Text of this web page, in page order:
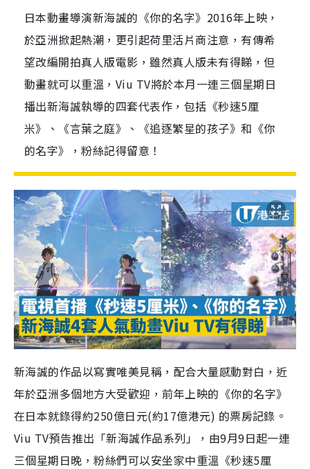
日本動畫導演新海誠的《你的名字》2016年上映，
於亞洲掀起熱潮，更引起荷里活片商注意，有傳希
望改編開拍真人版電影，雖然真人版未有得睇，但
動畫就可以重溫，Viu TV將於本月一連三個星期日
播出新海誠執導的四套代表作，包括《秒速5厘
米》、《言葉之庭》、《追逐繁星的孩子》和《你
的名字》，粉絲記得留意！
新海誠的作品以寫實唯美見稱，配合大量感動對白，近
年於亞洲多個地方大受歡迎，前年上映的《你的名字》
在日本就錄得約250億日元(約17億港元) 的票房記錄。
Viu TV預告推出「新海誠作品系列」，由9月9日起一連
三個星期日晚，粉絲們可以安坐家中重溫《秒速5厘